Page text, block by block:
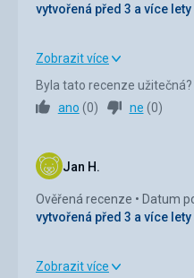
Služby
Pláž
Tu nemají :-)
Super.
Ubytování
Hotel výborný -
vytvořená před 3 a více lety
Strava
Ubytování
Služby
Cena
Zobrazit více
Byla tato recenze užitečná?
ano (0) ne (0)
Jan H.
Ověřená recenze Datum
vytvořená před 3 a více lety
Zobrazit více